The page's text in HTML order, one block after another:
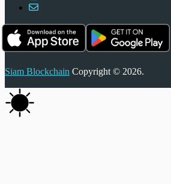
Siam Blockchain Copyright © 2026.